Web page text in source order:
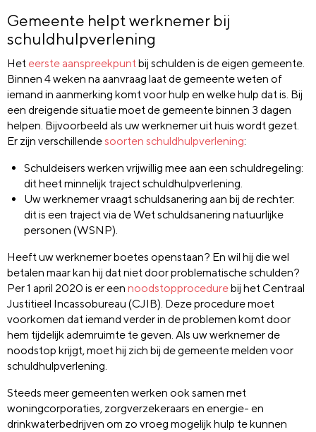
Gemeente helpt werknemer bij
schuldhulpverlening
Het eerste aanspreekpuntbij schulden is de eigen gemeente.
Binnen 4 weken na aanvraag laat de gemeente weten of
iemand in aanmerking komt voor hulp en welke hulp dat is. Bij
een dreigende situatie moet de gemeente binnen 3 dagen
helpen. Bijvoorbeeld als uw werknemer uit huis wordt gezet.
Er zijn verschillendesoorten schuldhulpverlening:
Schuldeisers werken vrijwillig mee aan een schuldregeling:
dit heet minnelijk traject schuldhulpverlening.
Uw werknemer vraagt schuldsanering aan bij de rechter:
dit is een traject via de Wet schuldsanering natuurlijke
personen (WSNP).
Heeft uw werknemer boetes openstaan? En wil hij die wel
betalen maar kan hij dat niet door problematische schulden?
Per 1 april 2020 is er een noodstopprocedurebij het Centraal
Justitieel Incassobureau (CJIB). Deze procedure moet
voorkomen dat iemand verder in de problemen komt door
hem tijdelijk ademruimte te geven. Als uw werknemer de
noodstop krijgt, moet hij zich bij de gemeente melden voor
schuldhulpverlening.
Steeds meer gemeenten werken ook samen met
woningcorporaties, zorgverzekeraars en energie- en
drinkwaterbedrijven om zo vroeg mogelijk hulp te kunnen